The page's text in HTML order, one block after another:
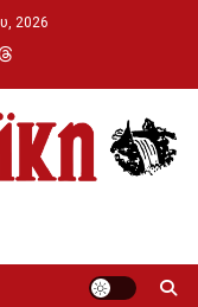
2026